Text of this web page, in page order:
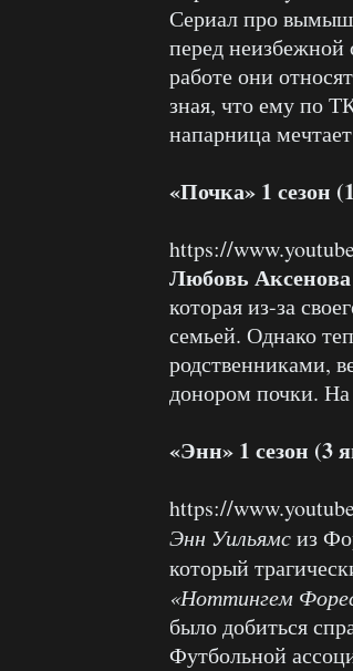
Сериал про
перед неизбежной
работе они
зная, что ему по
напарница
«Почка» 1 сезон
https://
Любовь Аксенова
которая из-за
семьей. Однако
родственниками,
донором почки. На
«Энн» 1 сезон (3
https://
Энн Уильямсиз
который
«Ноттингем
было добиться
Футбольной